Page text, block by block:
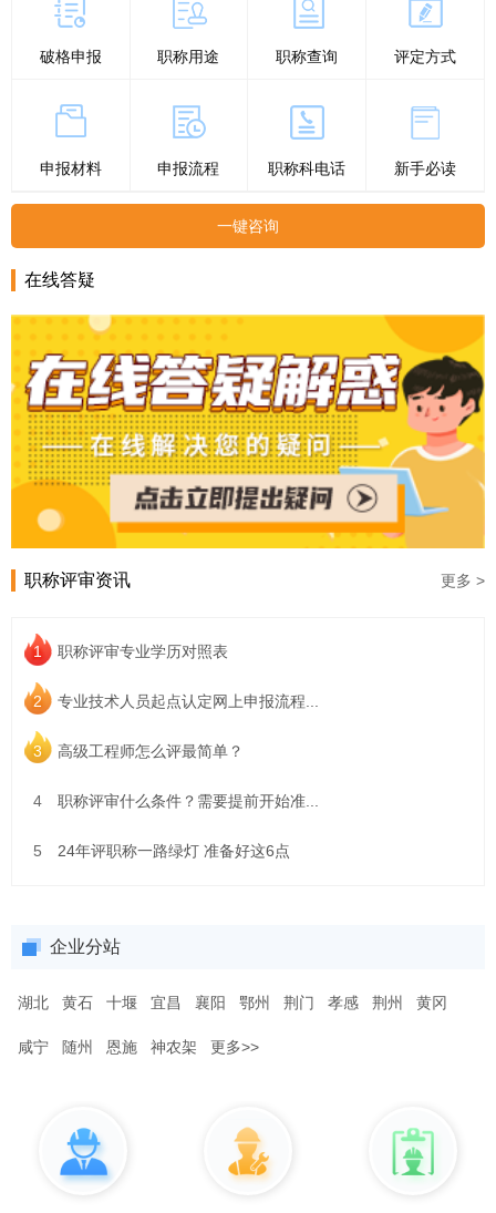
破格申报 职称用途 职称查询 评定方式
申报材料 申报流程 职称科电话 新手必读
一键咨询
在线答疑
职称评审资讯 更多 >
1 职称评审专业学历对照表
2 专业技术人员起点认定网上申报流程...
3 高级工程师怎么评最简单？
4 职称评审什么条件？需要提前开始准...
5 24年评职称一路绿灯 准备好这6点
企业分站
湖北 黄石 十堰 宜昌 襄阳 鄂州 荆门 孝感 荆州 黄冈
咸宁 随州 恩施 神农架 更多>>